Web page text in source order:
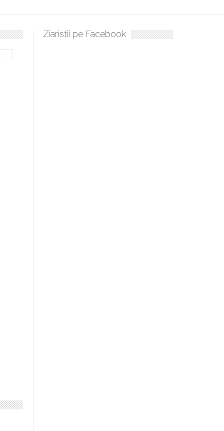
Sculați, sculați, boieri mari! Sara Nukina are nevoie de ajutorul
Ziaristii pe Facebook